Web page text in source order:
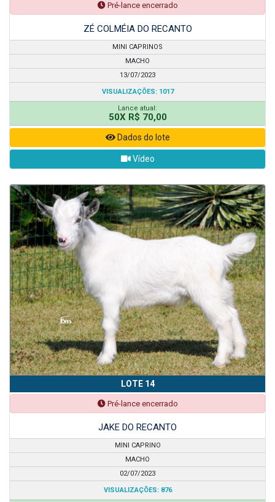
Pré-lance encerrado
ZÉ COLMÉIA DO RECANTO
MINI CAPRINOS
MACHO
13/07/2023
VISUALIZAÇÕES: 1017
Lance atual:
50X R$ 70,00
Dados do lote
Vídeo
LOTE 14
Pré-lance encerrado
JAKE DO RECANTO
MINI CAPRINO
MACHO
02/07/2023
VISUALIZAÇÕES: 876